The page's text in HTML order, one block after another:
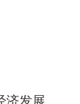
济发展